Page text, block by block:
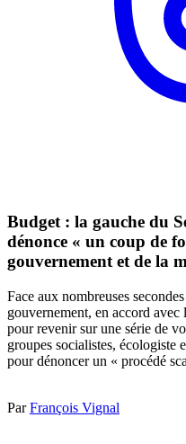
Budget : la gauche du
dénonce « un coup de
gouvernement et de la
Face aux nombreuses
gouvernement, en accord
pour revenir sur une série de
groupes socialistes, écologiste
pour dénoncer un « procédé
ParFrançois Vignal